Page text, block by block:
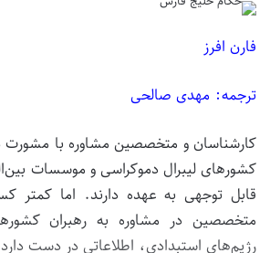
فارن افرز
ترجمه: مهدی صالحی
کارشناسان و متخصصین مشاوره با مشورت
کشورهای لیبرال دموکراسی و موسسات
قابل توجهی به عهده دارند. اما کمتر
متخصصین در مشاوره به رهبران
رژیم‌های استبدادی، اطلاعاتی در دست